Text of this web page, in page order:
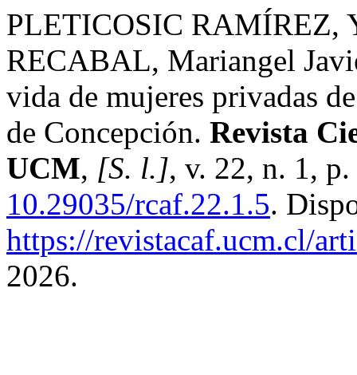
PLETICOSIC RAMÍREZ,
RECABAL, Mariangel
vida de mujeres privadas
de Concepción. Revista
UCM, [S. l.], v. 22, n. 1,
10.29035/rcaf.22.1.5.
https://revistacaf.ucm.cl/
2026.